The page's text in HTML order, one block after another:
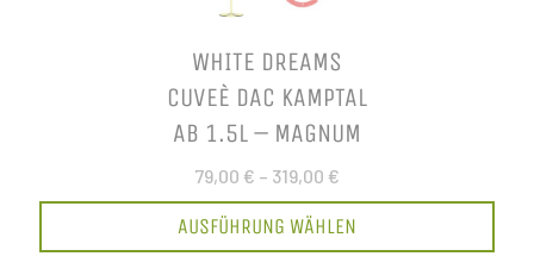
WHITE DREAMS
CUVEÈ DAC KAMPTAL
AB 1.5L – MAGNUM
79,00 € – 319,00 €
AUSFÜHRUNG WÄHLEN